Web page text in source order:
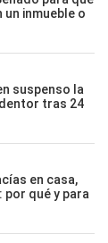
inmueble o
suspenso la
tras 24
en casa,
por qué y para